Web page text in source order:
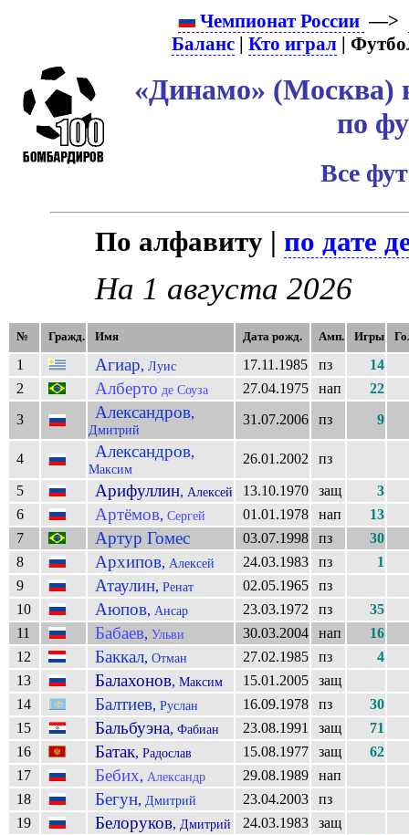
Чемпионат России —>
Баланс |Кто играл |
«Динамо» (Москва)
по
Все
По алфавиту |по дате
На 1 августа 2026
№ Гражд. Имя Дата рожд. Амп. Игры
1 Агиар, Луис 17.11.1985 пз
14
2
Алберто де Соуза 27.04.1975 нап
22
3
Александров,
Дмитрий
31.07.2006 пз 9
4 Александров,
Максим
26.01.2002 пз
5 Арифуллин, Алексей 13.10.1970 защ
3
6
Артёмов, Сергей 01.01.1978 нап
13
7
Артур Гомес 03.07.1998 пз
30
8
Архипов, Алексей 24.03.1983 пз
1
9
Атаулин, Ренат 02.05.1965
пз
10
Аюпов, Ансар 23.03.1972 пз
35
11
Бабаев, Ульви 30.03.2004 нап
16
12
Баккал, Отман 27.02.1985 пз
4
13
Балахонов, Максим 15.01.2005
защ
14
Балтиев, Руслан 16.09.1978 пз
30
15
Бальбуэна, Фабиан 23.08.1991 защ
71
16
Батак, Радослав 15.08.1977 защ
62
17
Бебих, Александр 29.08.1989
нап
18
Бегун, Дмитрий 23.04.2003
пз
19
Белоруков, Дмитрий 24.03.1983
защ